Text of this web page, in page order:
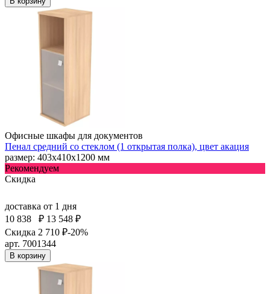
Офисные шкафы для документов
Пенал средний со стеклом (1 открытая полка), цвет акация
размер: 403х410х1200 мм
Рекомендуем
Скидка
доставка от 1 дня
10 838
₽ 13 548 ₽
Скидка 2 710 ₽-20%
арт. 7001344
В корзину